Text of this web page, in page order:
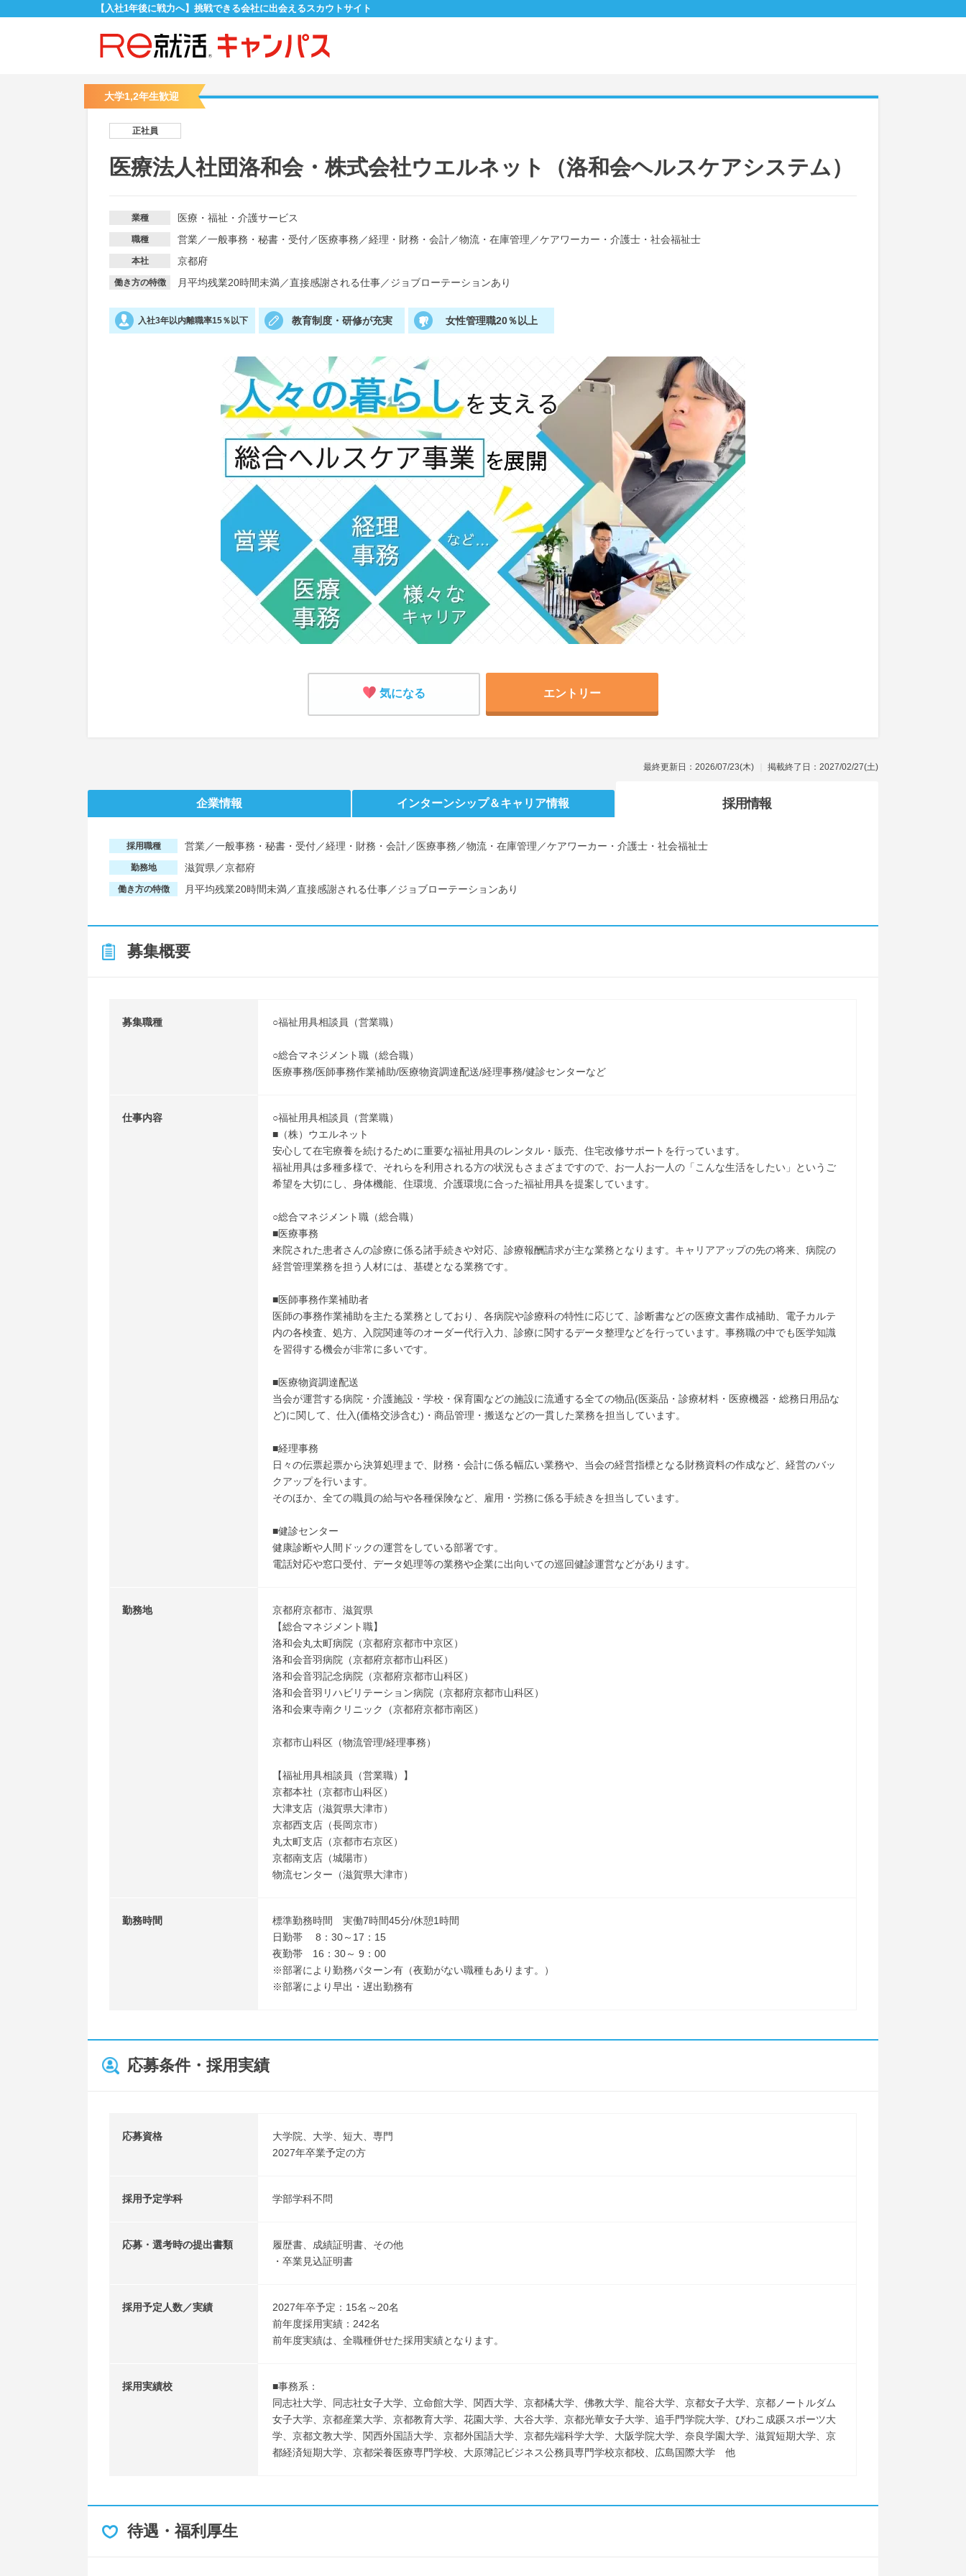
【入社1年後に戦力へ】挑戦できる会社に出会えるスカウトサイト
大学1,2年生歓迎
正社員
医療法人社団洛和会・株式会社ウエルネット（洛和会ヘルスケアシステム）
業種 医療・福祉・介護サービス
職種 営業／一般事務・秘書・受付／ 医療事務 ／経理・財務・会計／物流・在庫管理 ／ケアワーカー・介護士・社会福祉士
本社 京都府
働き方の特徴 月平均残業20時間未満／直接感謝される仕事／ジョブローテーションあり
入社3年以内離職率15％以下 教育制度・研修が充実 女性管理職20％以上
気になる エントリー
最終更新日：2026/07/23(木) 掲載終了日：2027/02/27(土)
企業情報 インターンシップ＆キャリア情報 採用情報
採用職種 営業／一般事務・秘書・受付／経理・財務・会計／医療事務／物流・在庫管理／ケアワーカー・介護士・社会福祉士
勤務地 滋賀県／京都府
働き方の特徴 月平均残業20時間未満／直接感謝される仕事／ジョブローテーションあり
募集概要
募集職種 ○福祉用具相談員（営業職）
○総合マネジメント職（総合職）
医療事務/医師事務作業補助/医療物資調達配送/経理事務/健診センターなど
仕事内容
○福祉用具相談員（営業職）
■（株）ウエルネット
安心して在宅療養を続けるために重要な福祉用具のレンタル・販売、住宅改修サポートを行っています。
福祉用具は多種多様で、それらを利用される方の状況もさまざまですので、お一人お一人の「こんな生活をしたい」というご
希望を大切にし、身体機能、住環境、介護環境に合った福祉用具を提案しています。
○総合マネジメント職（総合職）
■医療事務
来院された患者さんの診療に係る諸手続きや対応、診療報酬請求が主な業務となります。キャリアアップの先の将来、病院の
経営管理業務を担う人材には、基礎となる業務です。
■医師事務作業補助者
医師の事務作業補助を主たる業務としており、各病院や診療科の特性に応じて、診断書などの医療文書作成補助、電子カルテ
内の各検査、処方、入院関連等のオーダー代行入力、診療に関するデータ整理などを行っています。事務職の中でも医学知識
を習得する機会が非常に多いです。
■医療物資調達配送
当会が運営する病院・介護施設・学校・保育園などの施設に流通する全ての物品(医薬品・診療材料・医療機器・総務日用品な
ど)に関して、仕入(価格交渉含む)・商品管理・搬送などの一貫した業務を担当しています。
■経理事務
日々の伝票起票から決算処理まで、財務・会計に係る幅広い業務や、当会の経営指標となる財務資料の作成など、経営のバッ
クアップを行います。
そのほか、全ての職員の給与や各種保険など、雇用・労務に係る手続きを担当しています。
■健診センター
健康診断や人間ドックの運営をしている部署です。
電話対応や窓口受付、データ処理等の業務や企業に出向いての巡回健診運営などがあります。
勤務地
京都府京都市、滋賀県
【総合マネジメント職】
洛和会丸太町病院（京都府京都市中京区）
洛和会音羽病院（京都府京都市山科区）
洛和会音羽記念病院（京都府京都市山科区）
洛和会音羽リハビリテーション病院（京都府京都市山科区）
洛和会東寺南クリニック（京都府京都市南区）
京都市山科区（物流管理/経理事務）
【福祉用具相談員（営業職）】
京都本社（京都市山科区）
大津支店（滋賀県大津市）
京都西支店（長岡京市）
丸太町支店（京都市右京区）
京都南支店（城陽市）
物流センター（滋賀県大津市）
勤務時間
標準勤務時間 実働7時間45分/休憩1時間
日勤帯 8：30～17：15
夜勤帯 16：30～ 9：00
※部署により勤務パターン有（夜勤がない職種もあります。）
※部署により早出・遅出勤務有
応募条件・採用実績
応募資格
大学院、大学、短大、専門
2027年卒業予定の方
採用予定学科 学部学科不問
応募・選考時の提出書類
履歴書、成績証明書、その他
・卒業見込証明書
採用予定人数／実績
2027年卒予定：15名～20名
前年度採用実績：242名
前年度実績は、全職種併せた採用実績となります。
採用実績校
■事務系：
同志社大学、同志社女子大学、立命館大学、関西大学、京都橘大学、佛教大学、龍谷大学、京都女子大学、京都ノートルダム
女子大学、京都産業大学、京都教育大学、花園大学、大谷大学、京都光華女子大学、追手門学院大学、びわこ成蹊スポーツ大
学、京都文教大学、関西外国語大学、京都外国語大学、京都先端科学大学、大阪学院大学、奈良学園大学、滋賀短期大学、京
都経済短期大学、京都栄養医療専門学校、大原簿記ビジネス公務員専門学校京都校、広島国際大学 他
待遇・福利厚生